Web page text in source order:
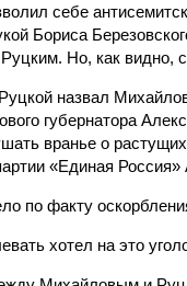
себе
Бориса
Но, как видно,
назвал
губернатора
вранье о
«Единая Россия»
по факту
хотел на это